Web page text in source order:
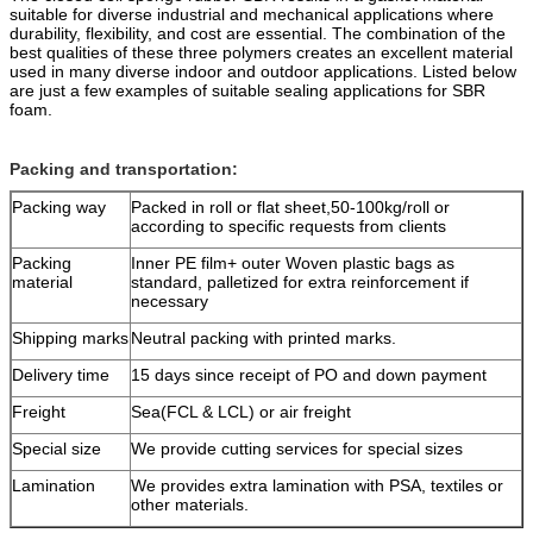
suitable for diverse industrial and mechanical applications where
durability, flexibility, and cost are essential. The combination of the
best qualities of these three polymers creates an excellent material
used in many diverse indoor and outdoor applications. Listed below
are just a few examples of suitable sealing applications for SBR
foam.
Packing and transportation:
Packing way
Packed in roll or flat sheet,50-100kg/roll or
according to specific requests from clients
Packing
material
Inner PE film+ outer Woven plastic bags as
standard, palletized for extra reinforcement if
necessary
Shipping marksNeutral packing with printed marks.
Delivery time
15 days since receipt of PO and down payment
Freight
Sea(FCL & LCL) or air freight
Special size
We provide cutting services for special sizes
Lamination
We provides extra lamination with PSA, textiles or
other materials.